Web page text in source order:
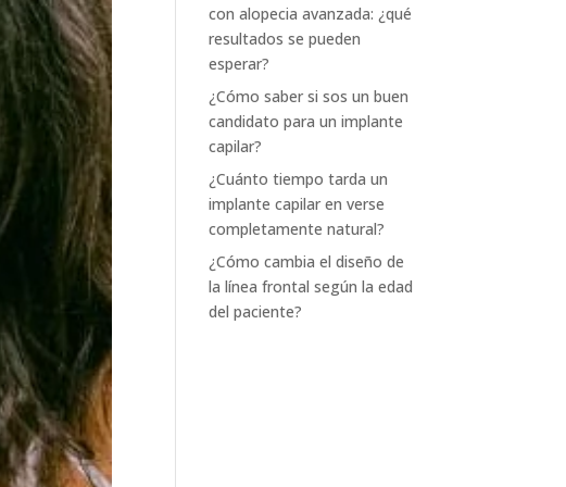
con alopecia avanzada: ¿qué
resultados se pueden
esperar?
¿Cómo saber si sos un buen
candidato para un implante
capilar?
¿Cuánto tiempo tarda un
implante capilar en verse
completamente natural?
¿Cómo cambia el diseño de
la línea frontal según la edad
del paciente?